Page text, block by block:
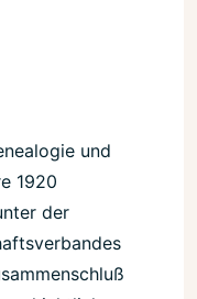
und
1920
der